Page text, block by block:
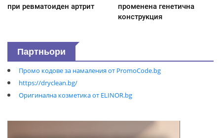
при ревматоиден артрит
променена генетична
конструкция
Партньори
Промо кодове за намаления от PromoCode.bg
https://dryclean.bg/
Оригинална козметика от ELINOR.bg